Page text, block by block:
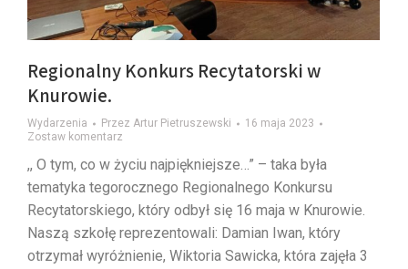
Regionalny Konkurs Recytatorski w
Knurowie.
Wydarzenia Przez Artur Pietruszewski
16 maja 2023
Zostaw komentarz
,, O tym, co w życiu najpiękniejsze…” – taka była
tematyka tegorocznego Regionalnego Konkursu
Recytatorskiego, który odbył się 16 maja w Knurowie.
Naszą szkołę reprezentowali: Damian Iwan, który
otrzymał wyróżnienie, Wiktoria Sawicka, która zajęła 3